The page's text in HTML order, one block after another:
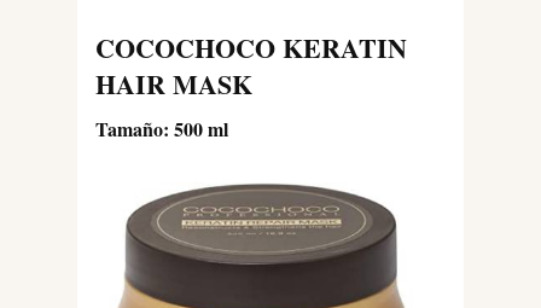
COCOCHOCO KERATIN
HAIR MASK
Tamaño: 500 ml